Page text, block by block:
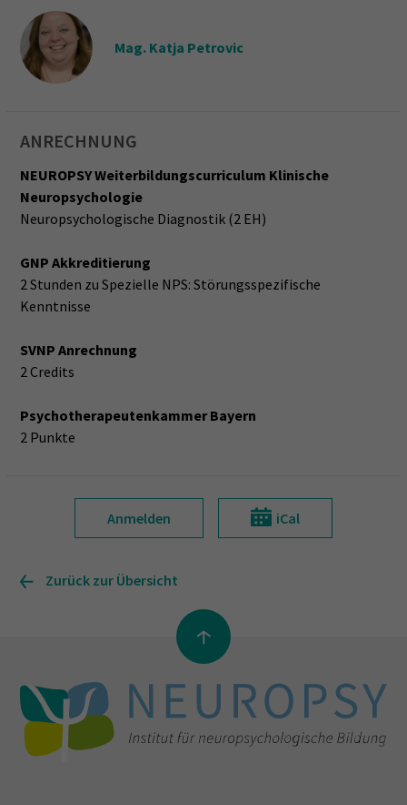
Mag. Katja Petrovic
ANRECHNUNG
NEUROPSY Weiterbildungscurriculum Klinische
Neuropsychologie
Neuropsychologische Diagnostik (2 EH)
GNP Akkreditierung
2 Stunden zu Spezielle NPS: Störungsspezifische
Kenntnisse
SVNP Anrechnung
2 Credits
Psychotherapeutenkammer Bayern
2 Punkte
Anmelden iCal
Zurück zur Übersicht